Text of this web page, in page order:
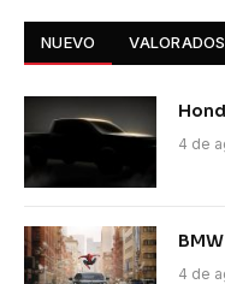
NUEVO VALORADOS
4 de
4 de